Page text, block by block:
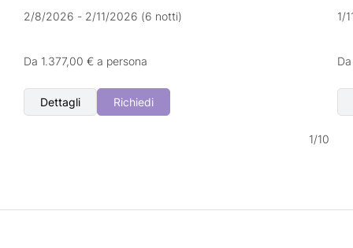
2/8/2026 - 2/11/2026 (6 notti)
Da 1.377,00 € a persona
Dettagli Richiedi
1/
1/10